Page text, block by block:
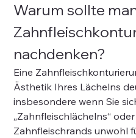
Warum sollte
nachdenken?
Eine
Ästhetik Ihres Lächelns
insbesondere wenn Sie
„Zahnfleischlächelns“
Zahnfleischrands unwohl